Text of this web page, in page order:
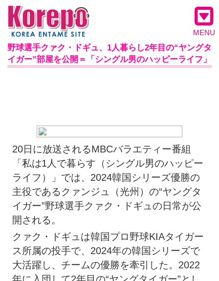
MENU
野球選手クァク・ドギュ、1人暮らし2年目の“ヤングタ
イガー”部屋を公開＝「シングル男のハッピーライフ」
20日に放送されるMBCバラエティー番組
「私は1人で暮らす（シングル男のハッピー
ライフ）」では、2024韓国シリーズ優勝の
主役であるクァンジュ（光州）の“ヤングタ
イガー”野球選手クァク・ドギュの日常が公
開される。
クァク・ドギュは韓国プロ野球KIAタイガー
ス所属の投手で、2024年の韓国シリーズで
大活躍し、チームの優勝を牽引した。2022